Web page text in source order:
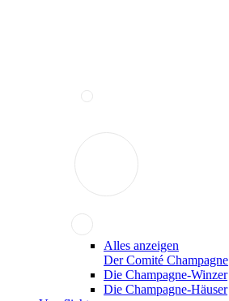
Alles anzeigen
Der Comité Champagne
Die Champagne-Winzer
Die Champagne-Häuser